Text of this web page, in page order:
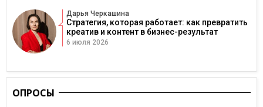
Дарья Черкашина
Стратегия, которая работает: как превратить
креатив и контент в бизнес-результат
6 июля 2026
ОПРОСЫ